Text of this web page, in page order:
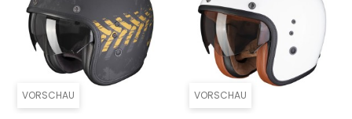
VORSCHAU VORSCHAU